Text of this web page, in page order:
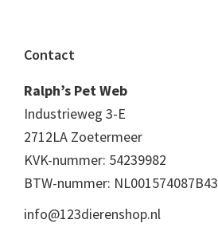
Footer
Contact
Ralph’s Pet Web
Industrieweg 3-E
2712LA Zoetermeer
KVK-nummer: 54239982
BTW-nummer: NL001574087B43
info@123dierenshop.nl